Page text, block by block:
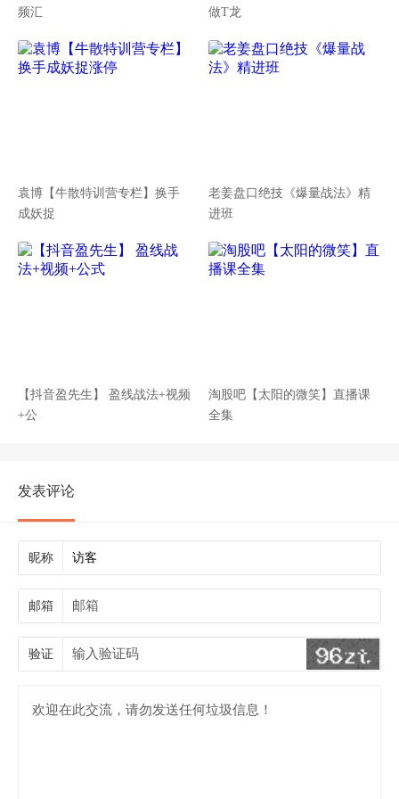
频汇
做T龙
袁博【牛散特训营专栏】换手
成妖捉
老姜盘口绝技《爆量战法》精
进班
【抖音盈先生】 盈线战法+视频
+公
淘股吧【太阳的微笑】直播课
全集
发表评论
昵称
邮箱
验证